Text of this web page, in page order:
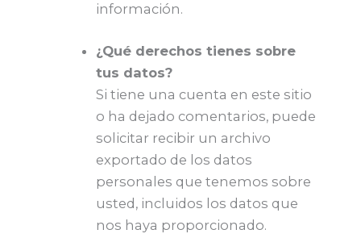
información.
¿Qué derechos tienes sobre
tus datos?
Si tiene una cuenta en este sitio
o ha dejado comentarios, puede
solicitar recibir un archivo
exportado de los datos
personales que tenemos sobre
usted, incluidos los datos que
nos haya proporcionado.